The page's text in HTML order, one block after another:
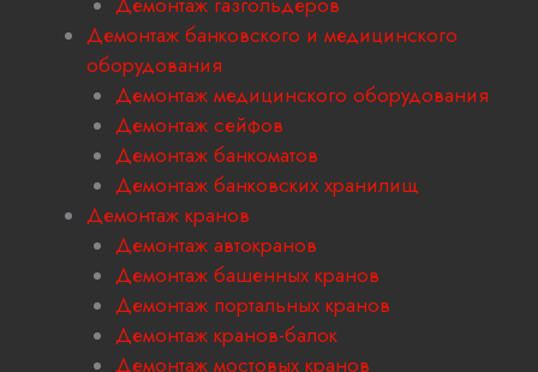
Демонтаж банковского и медицинского
оборудования
Демонтаж медицинского оборудования
Демонтаж сейфов
Демонтаж банкоматов
Демонтаж банковских хранилищ
Демонтаж кранов
Демонтаж автокранов
Демонтаж башенных кранов
Демонтаж портальных кранов
Демонтаж кранов-балок
Демонтаж мостовых кранов